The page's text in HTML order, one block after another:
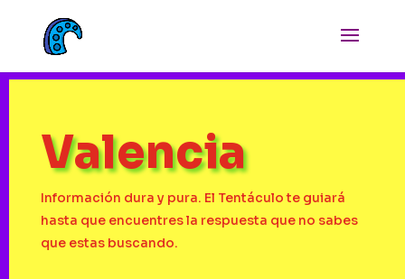
Valencia
Información dura y pura. El Tentáculo te guiará
hasta que encuentres la respuesta que no sabes
que estas buscando.